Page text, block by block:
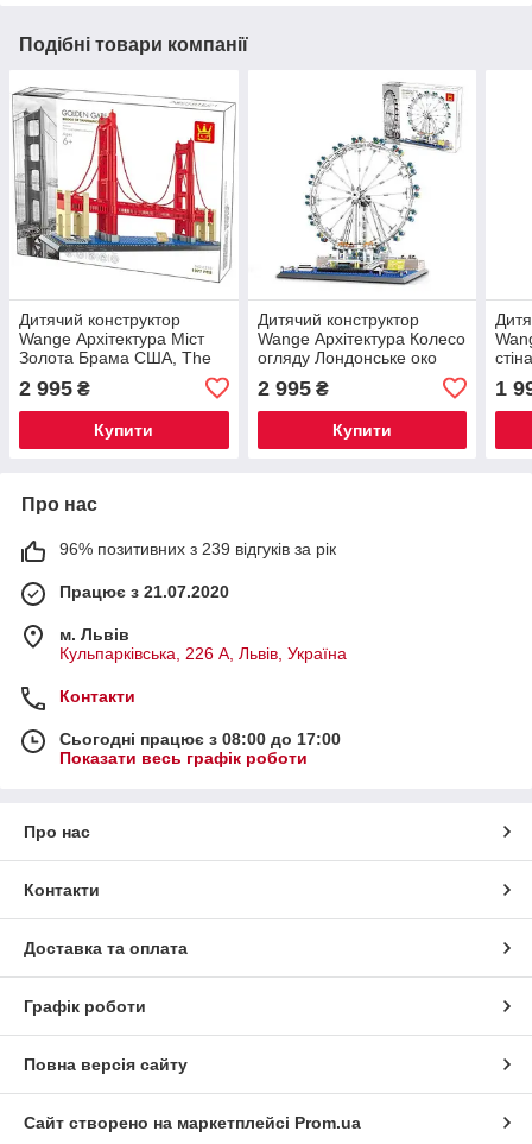
Подібні товари компанії
Дитячий конструктор
Wange Архітектура Міст
Золота Брама США, The
Golden Gate Bridge 1977
деталь (6210)
2 995 ₴
Купити
Дитячий конструктор
Wange Архітектура Колесо
огляду Лондонське око
London Eye 1528 деталь
(6215)
2 995₴
Купити
1
Про нас
96% позитивних з 239 відгуків за рік
Працює з 21.07.2020
м. Львів
Кульпарківська, 226 А, Львів, Україна
Контакти
Сьогодні працює з 08:00 до 17:00
Показати весь графік роботи
Про нас
Контакти
Доставка та оплата
Графік роботи
Повна версія сайту
Сайт створено на маркетплейсі Prom.ua